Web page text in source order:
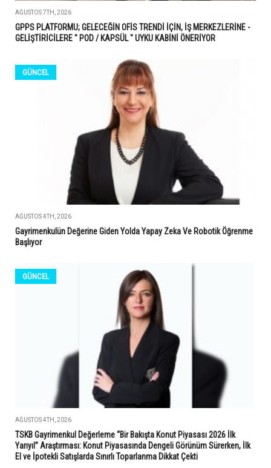
AĞUSTOS 7TH, 2026
GPPS PLATFORMU; GELECEĞİN OFİS TRENDİ İÇİN, İŞ MERKEZLERİNE -
GELİŞTİRİCİLERE " POD / KAPSÜL " UYKU KABİNİ ÖNERİYOR
GÜNCEL
AĞUSTOS 4TH, 2026
Gayrimenkulün Değerine Giden Yolda Yapay Zeka Ve Robotik Öğrenme
Başlıyor
GÜNCEL
AĞUSTOS 4TH, 2026
TSKB Gayrimenkul Değerleme “Bir Bakışta Konut Piyasası 2026 İlk
Yarıyıl” Araştırması: Konut Piyasasında Dengeli Görünüm Sürerken, İlk
El ve İpotekli Satışlarda Sınırlı Toparlanma Dikkat Çekti